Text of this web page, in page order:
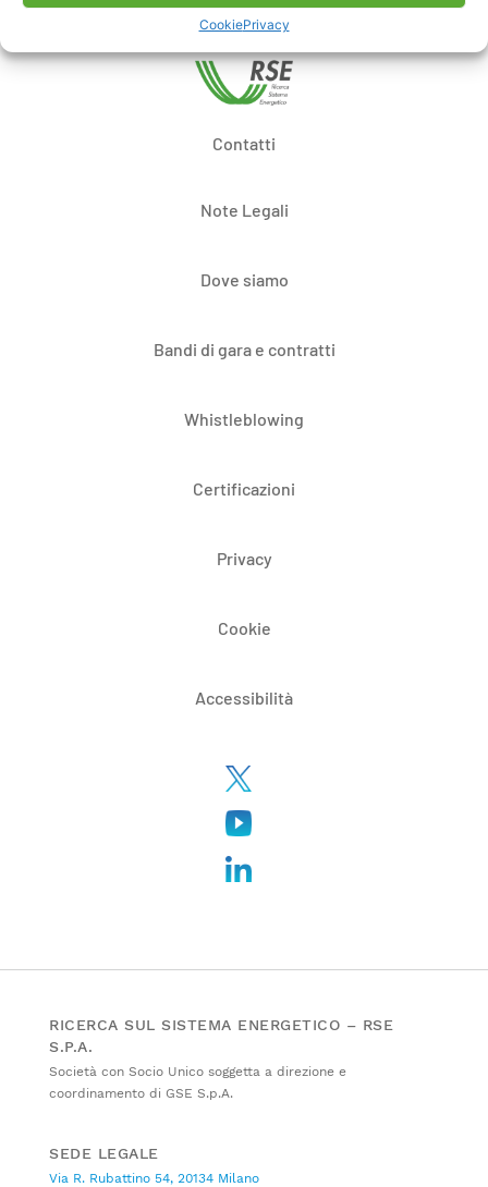
CookiePrivacy
Contatti
Note Legali
Dove siamo
Bandi di gara e contratti
Whistleblowing
Certificazioni
Privacy
Cookie
Accessibilità
RICERCA SUL SISTEMA ENERGETICO – RSE
S.P.A.
Società con Socio Unico soggetta a direzione e
coordinamento di GSE S.p.A.
SEDE LEGALE
Via R. Rubattino 54, 20134 Milano